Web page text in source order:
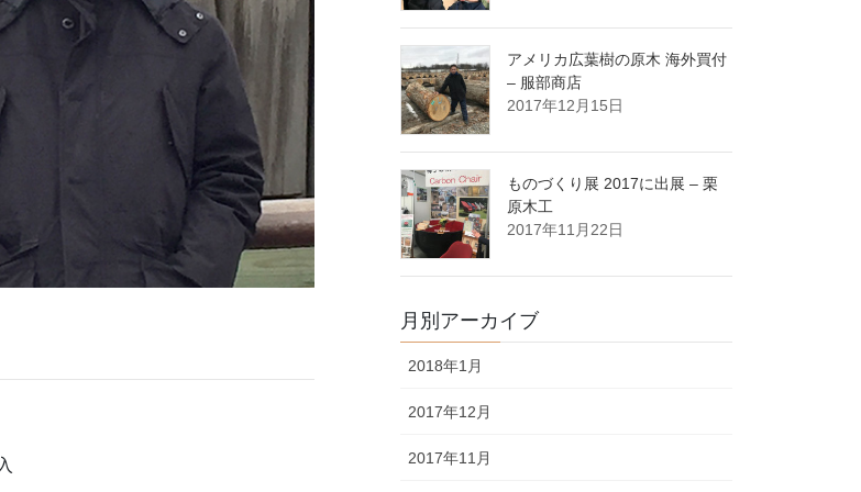
アメリカ広葉樹の原木 海外買付
– 服部商店
2017年12月15日
ものづくり展 2017に出展 – 栗
原木工
2017年11月22日
月別アーカイブ
2018年1月
2017年12月
2017年11月